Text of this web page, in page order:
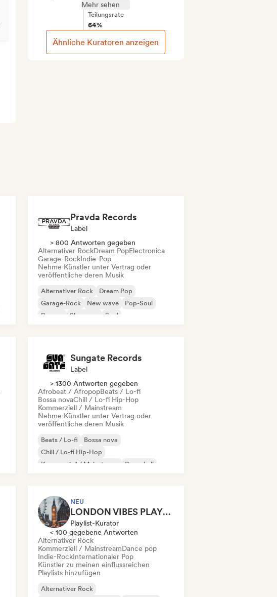
Mehr sehen
Teilungsrate
64%
Ähnliche Kuratoren anzeigen
Pravda Records
Label
> 800 Antworten gegeben
Alternativer RockDream PopElectronica
Garage-RockIndie-Pop
Nehme Künstler unter Vertrag oder
veröffentliche deren Musik
Alternativer Rock
Dream Pop
Garage-Rock
New wave
Pop-Soul
Reggae
Shoegaze Soul
Sungate Records
Label
> 1300 Antworten gegeben
Afrobeat / AfropopBeats / Lo-fi
Bossa novaChill / Lo-fi Hip-Hop
Kommerziell / Mainstream
Nehme Künstler unter Vertrag oder
veröffentliche deren Musik
Beats / Lo-fi
Bossa nova
Chill / Lo-fi Hip-Hop
Kommerziell / Mainstream
Dancehall
NEU
LONDON VIBES PLAYLIST
Playlist-Kurator
< 100 gegebene Antworten
Alternativer Rock
Kommerziell / MainstreamDance pop
Indie-RockInternationaler Pop
Künstler zu meinen einflussreichen
Playlists hinzufügen
Alternativer Rock